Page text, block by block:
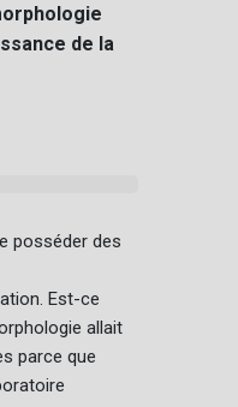
de la
posséder des
Est-ce
allait
parce que